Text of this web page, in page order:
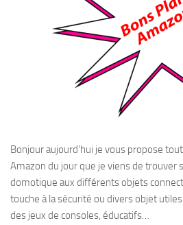
Bonjour aujourd’hui je vous propose
Amazon du jour que je viens de trouver
domotique aux différents objets
touche à la sécurité ou divers objet
des jeux de consoles, éducatifs…